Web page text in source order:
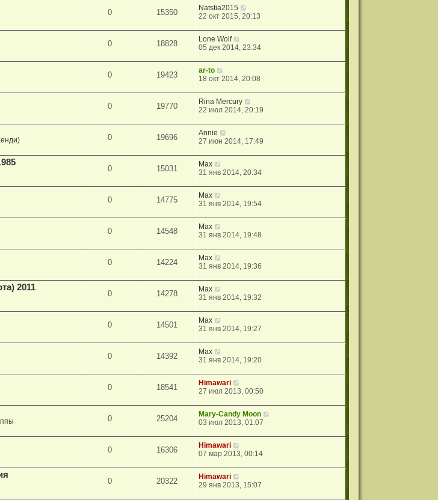
0 15350
Natstia2015
22 окт 2015, 20:13
0 18828
Lone Wolf
05 дек 2014, 23:34
0 19423
ar-to
18 окт 2014, 20:08
0 19770
Rina Mercury
22 июл 2014, 20:19
0 19696
Annie
27 июн 2014, 17:49
0 15031
Max
31 янв 2014, 20:34
0 14775
Max
31 янв 2014, 19:54
0 14548
Max
31 янв 2014, 19:48
0 14224
Max
31 янв 2014, 19:36
2011
0 14278
Max
31 янв 2014, 19:32
0 14501
Max
31 янв 2014, 19:27
0 14392
Max
31 янв 2014, 19:20
0 18541
Himawari
27 июл 2013, 00:50
0 25204
Mary-Candy Moon
03 июл 2013, 01:07
0 16306
Himawari
07 мар 2013, 00:14
0 20322
Himawari
29 янв 2013, 15:07